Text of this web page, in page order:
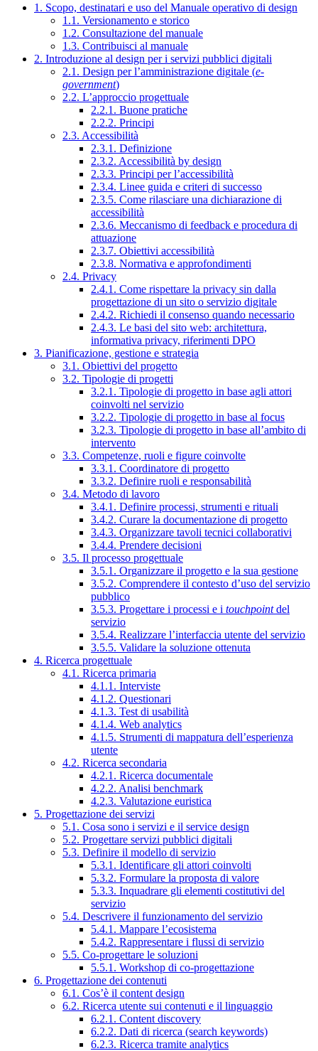
1. Scopo, destinatari e uso del Manuale operativo di design
1.1. Versionamento e storico
1.2. Consultazione del manuale
1.3. Contribuisci al manuale
2. Introduzione al design per i servizi pubblici digitali
2.1. Design per l’amministrazione digitale (e-
government)
2.2. L’approccio progettuale
2.2.1. Buone pratiche
2.2.2. Principi
2.3. Accessibilità
2.3.1. Definizione
2.3.2. Accessibilità by design
2.3.3. Principi per l’accessibilità
2.3.4. Linee guida e criteri di successo
2.3.5. Come rilasciare una dichiarazione di
accessibilità
2.3.6. Meccanismo di feedback e procedura di
attuazione
2.3.7. Obiettivi accessibilità
2.3.8. Normativa e approfondimenti
2.4. Privacy
2.4.1. Come rispettare la privacy sin dalla
progettazione di un sito o servizio digitale
2.4.2. Richiedi il consenso quando necessario
2.4.3. Le basi del sito web: architettura,
informativa privacy, riferimenti DPO
3. Pianificazione, gestione e strategia
3.1. Obiettivi del progetto
3.2. Tipologie di progetti
3.2.1. Tipologie di progetto in base agli attori
coinvolti nel servizio
3.2.2. Tipologie di progetto in base al focus
3.2.3. Tipologie di progetto in base all’ambito di
intervento
3.3. Competenze, ruoli e figure coinvolte
3.3.1. Coordinatore di progetto
3.3.2. Definire ruoli e responsabilità
3.4. Metodo di lavoro
3.4.1. Definire processi, strumenti e rituali
3.4.2. Curare la documentazione di progetto
3.4.3. Organizzare tavoli tecnici collaborativi
3.4.4. Prendere decisioni
3.5. Il processo progettuale
3.5.1. Organizzare il progetto e la sua gestione
3.5.2. Comprendere il contesto d’uso del servizio
pubblico
3.5.3. Progettare i processi e i touchpointdel
servizio
3.5.4. Realizzare l’interfaccia utente del servizio
3.5.5. Validare la soluzione ottenuta
4. Ricerca progettuale
4.1. Ricerca primaria
4.1.1. Interviste
4.1.2. Questionari
4.1.3. Test di usabilità
4.1.4. Web analytics
4.1.5. Strumenti di mappatura dell’esperienza
utente
4.2. Ricerca secondaria
4.2.1. Ricerca documentale
4.2.2. Analisi benchmark
4.2.3. Valutazione euristica
5. Progettazione dei servizi
5.1. Cosa sono i servizi e il service design
5.2. Progettare servizi pubblici digitali
5.3. Definire il modello di servizio
5.3.1. Identificare gli attori coinvolti
5.3.2. Formulare la proposta di valore
5.3.3. Inquadrare gli elementi costitutivi del
servizio
5.4. Descrivere il funzionamento del servizio
5.4.1. Mappare l’ecosistema
5.4.2. Rappresentare i flussi di servizio
5.5. Co-progettare le soluzioni
5.5.1. Workshop di co-progettazione
6. Progettazione dei contenuti
6.1. Cos’è il content design
6.2. Ricerca utente sui contenuti e il linguaggio
6.2.1. Content discovery
6.2.2. Dati di ricerca (search keywords)
6.2.3. Ricerca tramite analytics